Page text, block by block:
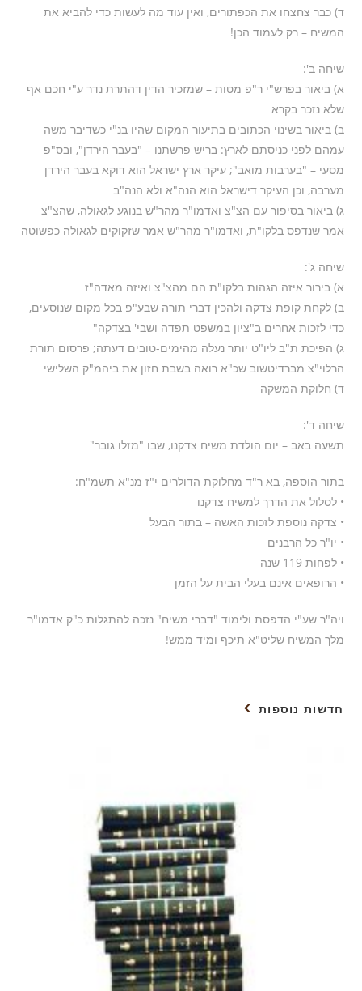
ד) כבר צחצחו את הכפתורים, ואין עוד מה לעשות כדי להביא את
המשיח – רק לעמוד הכן!
שיחה ב':
א) ביאור בפרש"י ר"פ מטות – שמזכיר הדין דהתרת נדר ע"י חכם אף
שלא נזכר בקרא
ב) ביאור בשינוי הכתובים בתיעור המקום שהיו בנ"י כשדיבר משה
עמהם לפני כניסתם לארץ: בריש פרשתנו – "בעבר הירדן", ובס"פ
מסעי – "בערבות מואב"; עיקר ארץ ישראל הוא דוקא בעבר הירדן
מערבה, וכן העיקר דישראל הוא הנה"א ולא הנה"ב
ג) ביאור בסיפור עם הצ"צ ואדמו"ר מהר"ש בנוגע לגאולה, שהצ"צ
אמר שנדפס בלקו"ת, ואדמו"ר מהר"ש אמר שזקוקים לגאולה כפשוטה
שיחה ג':
א) בירור איזה הגהות בלקו"ת הם מהצ"צ ואיזה מאדה"ז
ב) לקחת קופת צדקה ולהכין דברי תורה שבע"פ בכל מקום שנוסעים,
כדי לזכות אחרים ב"ציון במשפט תפדה ושבי' בצדקה"
ג) הפיכת ת"ב ליו"ט יותר נעלה מהימים-טובים דעתה; פרסום תורת
הרלוי"צ מברדיטשוב שכ"א רואה בשבת חזון את ביהמ"ק השלישי
ד) חלוקת המשקה
שיחה ד':
תשעה באב – יום הולדת משיח צדקנו, שבו "מזלו גובר"
בתור הוספה, בא ר"ד מחלוקת הדולרים י"ז מנ"א תשמ"ח:
• לסלול את הדרך למשיח צדקנו
• צדקה נוספת לזכות האשה – בתור הבעל
• יו"ר כל הרבנים
• לפחות 119 שנה
• הרופאים אינם בעלי הבית על הזמן
ויה"ר שע"י הדפסת ולימוד "דברי משיח" נזכה להתגלות כ"ק אדמו"ר
מלך המשיח שליט"א תיכף ומיד ממש!
חדשות נוספות